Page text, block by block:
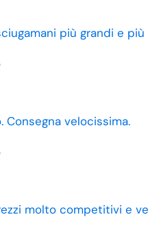
più grandi e
velocissima.
molto competitivi e